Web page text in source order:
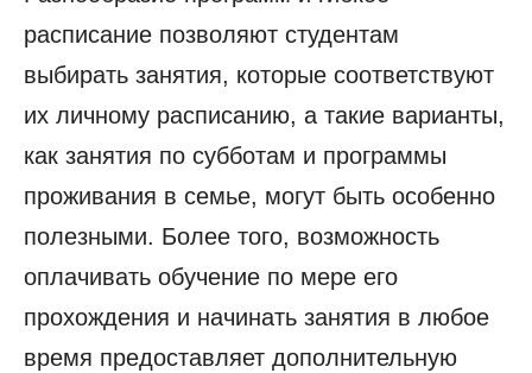
расписание позволяют студентам
выбирать занятия, которые соответствуют
их личному расписанию, а такие варианты,
как занятия по субботам и программы
проживания в семье, могут быть особенно
полезными. Более того, возможность
оплачивать обучение по мере его
прохождения и начинать занятия в любое
время предоставляет дополнительную